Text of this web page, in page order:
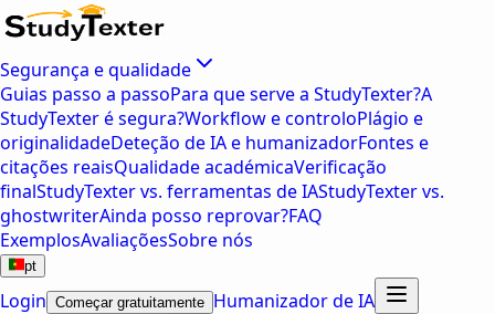
Segurança e qualidade
Guias passo a passoPara que serve a StudyTexter?A
StudyTexter é segura?Workflow e controloPlágio e
originalidadeDeteção de IA e humanizadorFontes e
citações reaisQualidade académicaVerificação
finalStudyTexter vs. ferramentas de IAStudyTexter vs.
ghostwriterAinda posso reprovar?FAQ
ExemplosAvaliaçõesSobre nós
pt
Login Começar gratuitamente Humanizador de IA